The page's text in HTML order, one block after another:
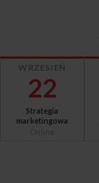
WRZESIEŃ
22
Strategia
marketingowa